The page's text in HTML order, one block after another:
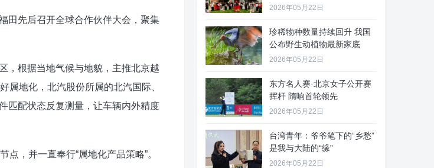
田先后召开全球合作伙伴大会，聚集
，根据当地气候与地貌，主推北京越
属地化，北汽股份所属的北汽国际、
匹配状态反复测量，让车辆内外精度
，并一直奉行“属地化产品策略”。
2026年05月22日
珍稀物种数量持续回升 我国
公布野生动植物最新家底
2026年05月22日
东方名人赛·北京女子公开赛
挥杆 隋响首轮领先
2026年05月22日
台湾青年：爷爷笔下的“乡愁”
是我与大陆的“缘”
2026年05月22日